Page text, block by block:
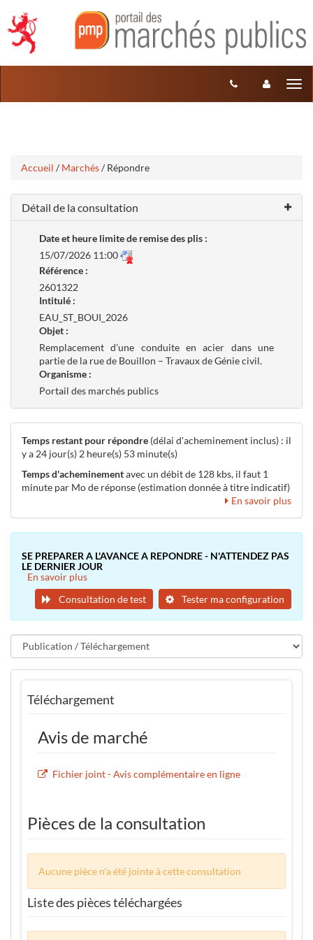
contenu
Accueil / Marchés/ Répondre
Détail de la consultation
Date et heure limite de remise des plis :
15/07/2026 11:00
Référence :
2601322
Intitulé :
EAU_ST_BOUI_2026
Objet :
Remplacement d’une conduite en acier dans une
partie de la rue de Bouillon – Travaux de Génie civil.
Organisme :
Portail des marchés publics
Temps restant pour répondre (délai d'acheminement inclus) : il
y a 24 jour(s) 2 heure(s) 53 minute(s)
Temps d'acheminementavec un débit de 128 kbs, il faut 1
minute par Mo de réponse (estimation donnée à titre indicatif)
En savoir plus
SE PREPARER A L'AVANCE A REPONDRE - N'ATTENDEZ PAS
LE DERNIER JOUR
En savoir plus
Tester ma configuration
Consultation de test
Téléchargement
Avis de marché
Fichier joint - Avis complémentaire en ligne
Pièces de la consultation
Aucune pièce n'a été jointe à cette consultation
Liste des pièces téléchargées